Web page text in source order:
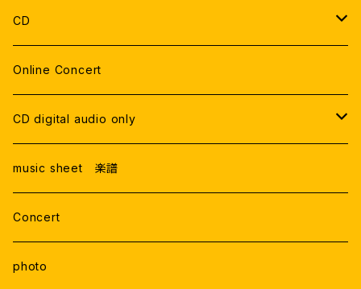
DUO
THE GATE
TRIO
ONLINE LIVE
RECORDING
DVD 郵送
DVDデータ
CD
Live Recording
Studio Recording
Online Concert
CD digital audio only
Live Recording
Studio Rercording
music sheet 楽譜
Concert
photo